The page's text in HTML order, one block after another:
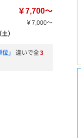
￥7,700～
￥7,000～
）
」 違いで全3